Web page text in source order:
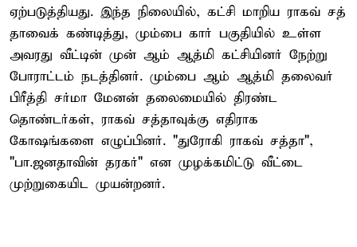
ஏற்படுத்தியது. இந்த நிலையில், கட்சி மாறிய ராகவ் சத்
தாவைக் கண்டித்து, மும்பை கார் பகுதியில் உள்ள
அவரது வீட்டின் முன் ஆம் ஆத்மி கட்சியினர் நேற்று
போராட்டம் நடத்தினர். மும்பை ஆம் ஆத்மி தலைவர்
பிரீத்தி சர்மா மேனன் தலைமையில் திரண்ட
தொண்டர்கள், ராகவ் சத்தாவுக்கு எதிராக
கோஷங்களை எழுப்பினர். "துரோகி ராகவ் சத்தா",
"பா.ஜனதாவின் தரகர்" என முழக்கமிட்டு வீட்டை
முற்றுகையிட முயன்றனர்.